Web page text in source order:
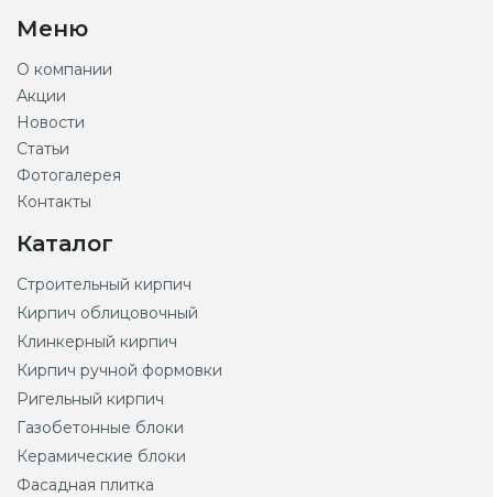
Меню
О компании
Акции
Новости
Статьи
Фотогалерея
Контакты
Каталог
Строительный кирпич
Кирпич облицовочный
Клинкерный кирпич
Кирпич ручной формовки
Ригельный кирпич
Газобетонные блоки
Керамические блоки
Фасадная плитка